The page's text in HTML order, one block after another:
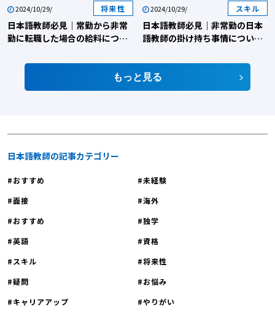
スタッフが担当しています。 これにより、教員は教材研究や質の高い授業の提
供に専念できます。 ワークライフバランスを重視した環境で、プライベートも
充実させながら、教育者としてのミッションを追求できるのです。 魅力②：
湾をはじめ世界約40か国から集まる学生に対し、1クラス15名ほどの少人数制
く、互いに協力し合う体制が根づいた職場」—これは長沼スクールの大きな強
てスタートできる万全のサポート体制があります。ベテラン教員がそばにいる
環境で、不安をすぐに解消し、教員として着実に成長できます。 2. 【最速で
思ったら、次のステップは採用説明会への参加です。 説明会は単なる情報提供
の場ではありません。 疑問を解消し、不安を自信に変え、採用への最短ルート
を確保するための重要な機会です。 理由①：実際の現場を見て、働くイメー
ができます。学生が学ぶ教室、教員室の雰囲気、渋谷という立地の良さなど、
働くイメージを具体的に持つことで、モチベーションが格段に上がります。 理
2024/10/29/ 将来性
日本語教師必見｜常勤から非常
勤に転職した場合の給料につい
2024/10/29/ スキル
日本語教師必見｜非常勤の日本
語教師の掛け持ち事情について
もっと見る
日本語教師の記事カテゴリー
おすすめ
未経験
面接
海外
おすすめ
独学
英語
資格
スキル
将来性
疑問
お悩み
キャリアアップ
やりがい